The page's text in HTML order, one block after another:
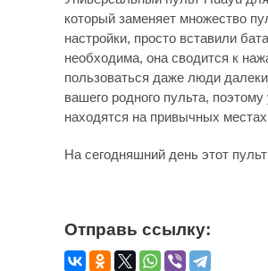
который заменяет множество
настройки, просто вставили
необходима, она сводится к
пользоваться даже люди
вашего родного пульта,
находятся на привычных
На сегодняшний день этот
Отправь ссылку: